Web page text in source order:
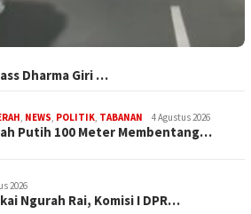
Dharma Giri …
, NEWS, POLITIK, TABANAN 4 Agustus 2026
Putih 100 Meter Membentang…
2026
Ngurah Rai, Komisi I DPR…